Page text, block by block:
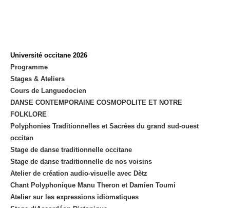
Université occitane 2026
Programme
Stages & Ateliers
Cours de Languedocien
DANSE CONTEMPORAINE COSMOPOLITE ET NOTRE
FOLKLORE
Polyphonies Traditionnelles et Sacrées du grand sud-ouest
occitan
Stage de danse traditionnelle occitane
Stage de danse traditionnelle de nos voisins
Atelier de création audio-visuelle avec Dètz
Chant Polyphonique Manu Theron et Damien Toumi
Atelier sur les expressions idiomatiques